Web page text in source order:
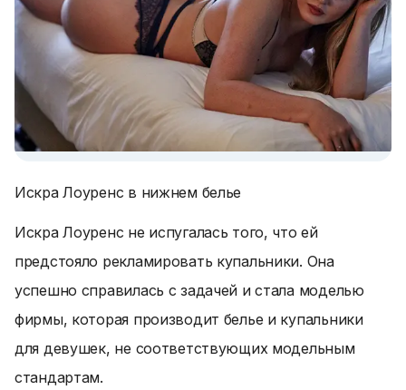
Искра Лоуренс в нижнем белье
Искра Лоуренс не испугалась того, что ей
предстояло рекламировать купальники. Она
успешно справилась с задачей и стала моделью
фирмы, которая производит белье и купальники
для девушек, не соответствующих модельным
стандартам.